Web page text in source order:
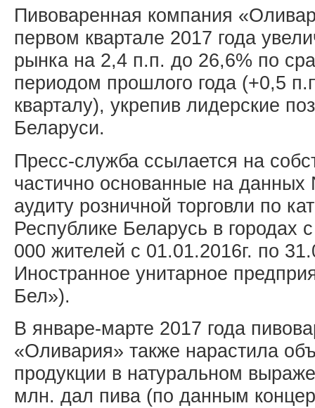
Пивоваренная компания
первом квартале 2017 года
рынка на 2,4 п.п. до 26,6% по
периодом прошлого года (+0,5
кварталу), укрепив лидерские
Беларуси.
Пресс-служба ссылается на
частично основанные на данных
аудиту розничной торговли по
Республике Беларусь в городах
000 жителей с 01.01.2016г. по
Иностранное унитарное
Бел»).
В январе-марте 2017 года
«Оливария» также нарастила
продукции в натуральном
млн. дал пива (по данным